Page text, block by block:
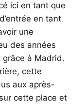
ici en tant que
en tant
une
des années
grâce à Madrid.
cette
aux après-
cette place et